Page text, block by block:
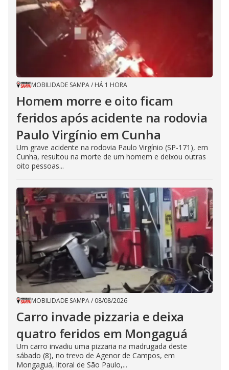
MOBILIDADE SAMPA/ HÁ 1 HORA
Homem morre e oito ficam
feridos após acidente na rodovia
Paulo Virgínio em Cunha
Um grave acidente na rodovia Paulo Virgínio (SP-171), em
Cunha, resultou na morte de um homem e deixou outras
oito pessoas...
MOBILIDADE SAMPA/ 08/08/2026
Carro invade pizzaria e deixa
quatro feridos em Mongaguá
Um carro invadiu uma pizzaria na madrugada deste
sábado (8), no trevo de Agenor de Campos, em
Mongaguá, litoral de São Paulo,...